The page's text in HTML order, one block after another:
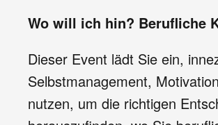
Wo will ich hin? Berufliche
Dieser Event lädt Sie ein,
Selbstmanagement,
nutzen, um die richtigen